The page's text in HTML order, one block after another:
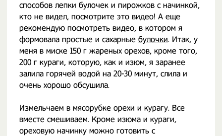
способов лепки булочек и пирожков с начинкой,
кто не видел, посмотрите это видео! А еще
рекомендую посмотреть видео, в котором я
формовала простые и сахарные булочки. Итак, у
меня в миске 150 г жареных орехов, кроме того,
200 г кураги, которую, как и изюм, я заранее
залила горячей водой на 20-30 минут, слила и
очень хорошо обсушила.
Измельчаем в мясорубке орехи и курагу. Все
вместе смешиваем. Кроме изюма и кураги,
ореховую начинку можно готовить с